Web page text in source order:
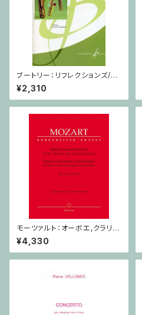
ブートリー：リフレクションズ/サ
クソフォーン・ピアノ
¥2,310
モーツァルト：オーボエ,クラリネ
ット,ホルン,ファゴットと管弦楽
のための協奏交響曲 / オーボ
エ,クラリネット,ホルン,ファゴッ
¥4,330